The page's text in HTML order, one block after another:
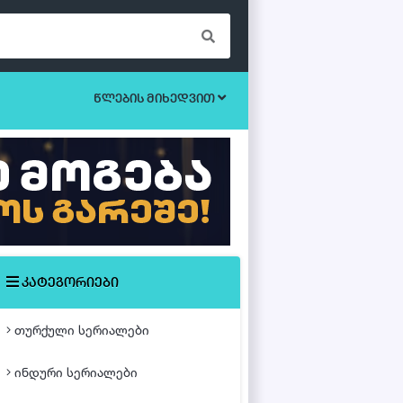
ბოევიკი
ეროტიული
მძაფრ-სიუჟეტიანი
უკრაინული სერიალები
წლების მიხედვით
კატეგორიები
თურქული სერიალები
ინდური სერიალები